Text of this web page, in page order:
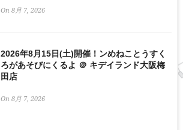
On 8月 7, 2026
2026年8月15日(土)開催！ンめねことうすく
ろがあそびにくるよ ＠ キデイランド大阪梅
田店
On 8月 7, 2026